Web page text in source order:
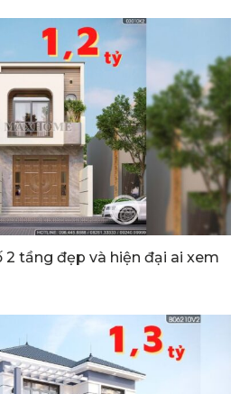
2 tầng đẹp và hiện đại ai xem